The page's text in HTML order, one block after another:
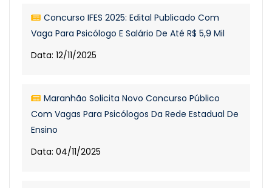
Concurso IFES 2025: Edital Publicado Com
Vaga Para Psicólogo E Salário De Até R$ 5,9 Mil
Data: 12/11/2025
Maranhão Solicita Novo Concurso Público
Com Vagas Para Psicólogos Da Rede Estadual De
Ensino
Data: 04/11/2025